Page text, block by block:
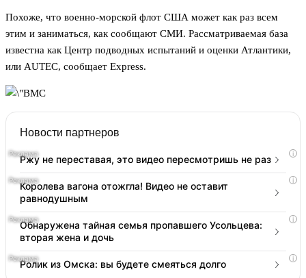
Похоже, что военно-морской флот США может как раз всем
этим и заниматься, как сообщают СМИ. Рассматриваемая база
известна как Центр подводных испытаний и оценки Атлантики,
или AUTEC, сообщает Express.
Новости партнеров
i
Ржу не переставая, это видео пересмотришь не раз
i
Королева вагона отожгла! Видео не оставит
равнодушным
i
Обнаружена тайная семья пропавшего Усольцева:
вторая жена и дочь
i
Ролик из Омска: вы будете смеяться долго